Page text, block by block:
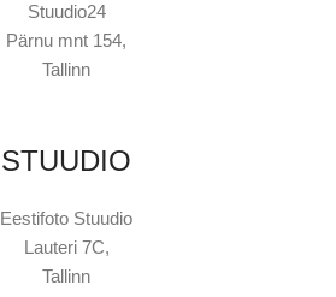
Stuudio24
Pärnu mnt 154,
Tallinn
STUUDIO
Eestifoto Stuudio
Lauteri 7C,
Tallinn